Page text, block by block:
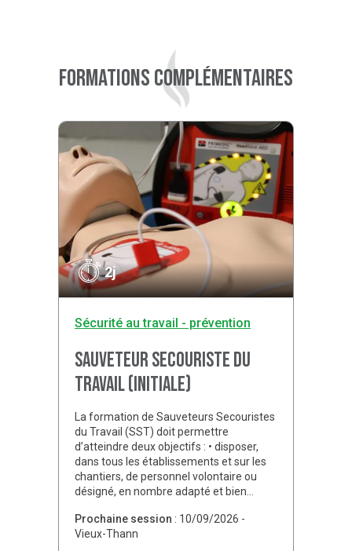
Formations complémentaires
2j
Sécurité au travail - prévention
Sauveteur secouriste du
travail (initiale)
La formation de Sauveteurs Secouristes
du Travail (SST) doit permettre
d’atteindre deux objectifs : • disposer,
dans tous les établissements et sur les
chantiers, de personnel volontaire ou
désigné, en nombre adapté et bien…
Prochaine session : 10/09/2026 -
Vieux-Thann